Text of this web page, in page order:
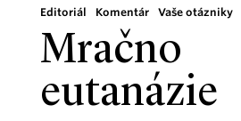
Editoriál Komentár Vaše otázniky
Mračno
eutanázie